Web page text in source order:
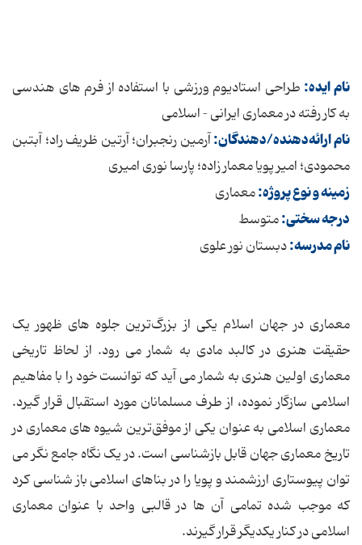
نام ایده: طراحی استادیوم ورزشی با استفاده از فرم های هندسی
به کار رفته در معماری ایرانی – اسلامی
نام ارائه‌دهنده/دهندگان:آرمین رنجبران؛ آرتین ظریف راد؛ آبتبن
محمودی؛ امیر پویا معمار زاده؛ پارسا نوری امیری
زمینه و نوع پروژه:معماری
درجه سختی:متوسط
نام مدرسه:دبستان نور علوی
معماری در جهان اسلام یکی از بزرگ‌ترین جلوه های ظهور یک
حقیقت هنری در کالبد مادی به شمار می رود. از لحاظ تاریخی
معماری اولین هنری به شمار می آید که توانست خود را با مفاهیم
اسلامی سازگار نموده، از طرف مسلمانان مورد استقبال قرار گیرد.
معماری اسلامی به عنوان یکی از موفق‌ترین شیوه های معماری در
تاریخ معماری جهان قابل بازشناسی است. در یک نگاه جامع نگر می
توان پیوستاری ارزشمند و پویا را در بناهای اسلامی باز شناسی کرد
که موجب شده تمامی آن ها در قالبی واحد با عنوان معماری
اسلامی در کنار یکدیگر قرار گیرند.